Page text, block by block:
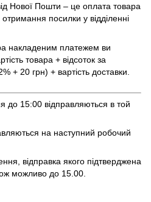
Нової Пошти – це оплата товара
посилки у відділенні
накладеним платежем ви
товара + відсоток за
+ 20 грн) + вартість доставки.
до 15:00 відправляються в той
на наступний робочий
відправка якого підтверджена
можливо до 15.00.